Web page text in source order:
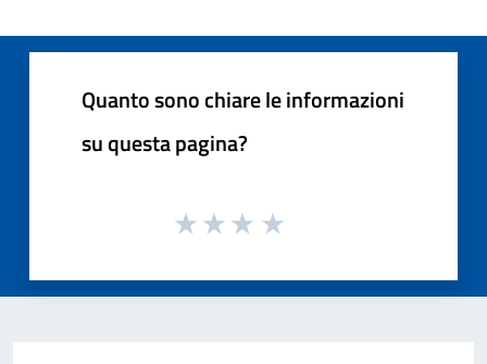
Quanto sono chiare le informazioni
su questa pagina?